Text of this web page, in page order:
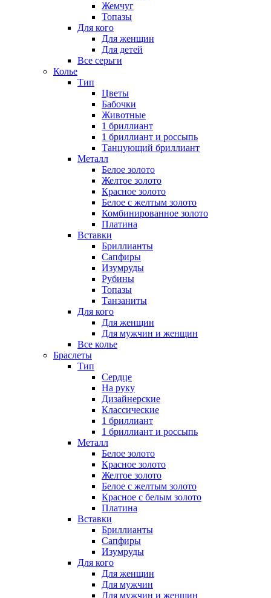
Жемчуг
Топазы
Для кого
Для женщин
Для детей
Все серьги
Колье
Тип
Цветы
Бабочки
Животные
1 бриллиант
1 бриллиант и россыпь
Танцующий бриллиант
Металл
Белое золото
Желтое золото
Красное золото
Белое с желтым золото
Комбинированное золото
Платина
Вставки
Бриллианты
Сапфиры
Изумруды
Рубины
Топазы
Танзаниты
Для кого
Для женщин
Для мужчин и женщин
Все колье
Браслеты
Тип
Сердце
На руку
Дизайнерские
Классические
1 бриллиант
1 бриллиант и россыпь
Металл
Белое золото
Красное золото
Желтое золото
Белое с желтым золото
Красное с белым золото
Платина
Вставки
Бриллианты
Сапфиры
Изумруды
Для кого
Для женщин
Для мужчин
Для мужчин и женщин